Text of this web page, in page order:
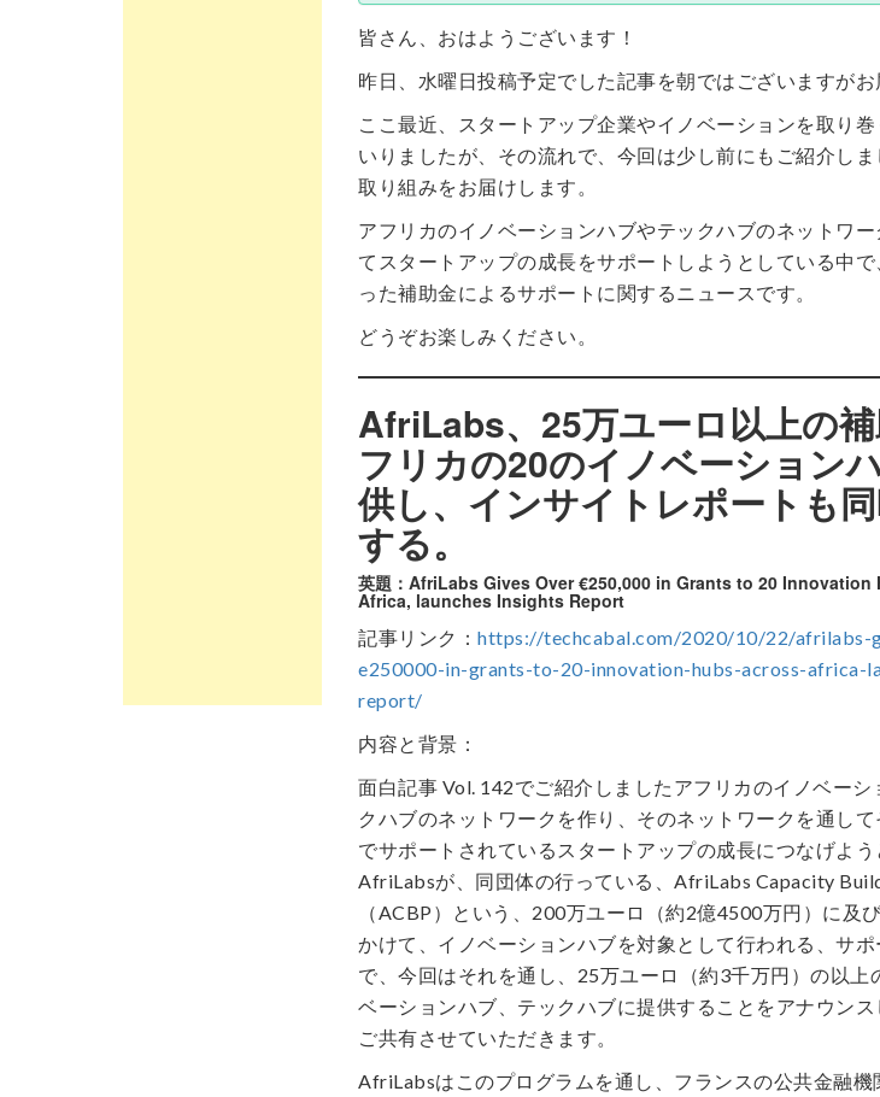
皆さん、おはようございます！
昨日、水曜日投稿予定でした記事を朝ではございますがお
ここ最近、スタートアップ企業やイノベーションを取り巻
いりましたが、その流れで、今回は少し前にもご紹介し
取り組みをお届けします。
アフリカのイノベーションハブやテックハブのネットワー
てスタートアップの成長をサポートしようとしている中
った補助金によるサポートに関するニュースです。
どうぞお楽しみください。
AfriLabs、25万ユーロ以上の
フリカの20のイノベーション
供し、インサイトレポートも
する。
英題： AfriLabs Gives Over €250,000 in Grants to 20 Innovation
Africa, launches Insights Report
記事リンク： https://techcabal.com/2020/10/22/afrilabs-
e250000-in-grants-to-20-innovation-hubs-across-africa-
report/
内容と背景：
面白記事 Vol. 142でご紹介しましたアフリカのイノベーシ
クハブのネットワークを作り、そのネットワークを通し
でサポートされているスタートアップの成長につなげよう
AfriLabsが、同団体の行っている、AfriLabs Capacity
（ACBP）という、200万ユーロ（約2億4500万円）に及
かけて、イノベーションハブを対象として行われる、サポ
で、今回はそれを通し、25万ユーロ（約3千万円）の以上
ベーションハブ、テックハブに提供することをアナウン
ご共有させていただきます。
AfriLabsはこのプログラムを通し、フランスの公共金融機